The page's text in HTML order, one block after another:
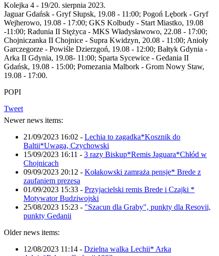
Kolejka 4 - 19/20. sierpnia 2023.
Jaguar Gdańsk - Gryf Słupsk, 19.08 - 11:00; Pogoń Lębork - Gryf
Wejherowo, 19.08 - 17:00; GKS Kolbudy - Start Miastko, 19.08
-11:00; Radunia II Stężyca - MKS Władysławowo, 22.08 - 17:00;
Chojniczanka II Chojnice - Supra Kwidzyn, 20.08 - 11:00; Anioły
Garczegorze - Powiśle Dzierzgoń, 19.08 - 12:00; Bałtyk Gdynia -
Arka II Gdynia, 19.08- 11:00; Sparta Sycewice - Gedania II
Gdańsk, 19.08 - 15:00; Pomezania Malbork - Grom Nowy Staw,
19.08 - 17:00.
POPI
Tweet
Newer news items:
21/09/2023 16:02 - Lechia to zagadka*Kosznik do
Baltii*Uwaga, Czychowski
15/09/2023 16:11 - 3 razy Biskup*Remis Jaguara*Chłód w
Chojnicach
09/09/2023 20:12 - Kołakowski zamraża pensje* Brede z
zaufaniem prezesa
01/09/2023 15:33 - Przyjacielski remis Brede i Czajki *
Motywator Budziwojski
25/08/2023 15:23 - "Szacun dla Graby", punkty dla Resovii,
punkty Gedanii
Older news items:
12/08/2023 11:14 - Dzielna walka Lechii* Arka